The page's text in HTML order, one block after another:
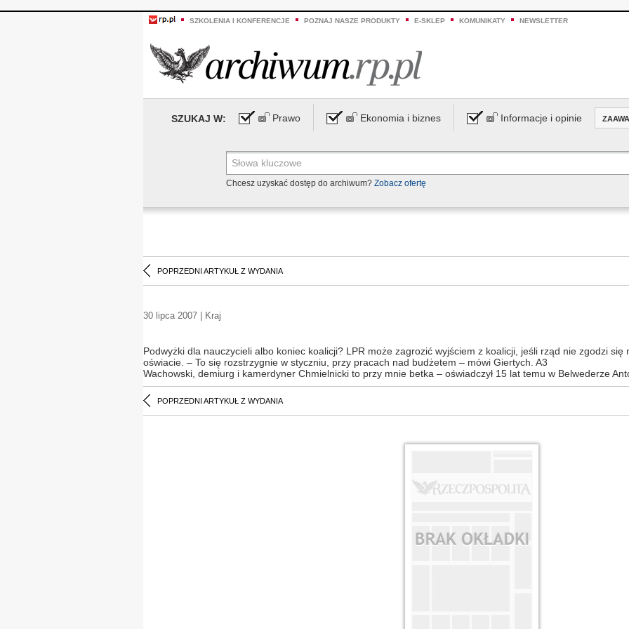
SZKOLENIA I KONFERENCJE POZNAJ NASZE PRODUKTY E-SKLEP KOMUNIKATY NEWSLETTER
SZUKAJ W: Prawo Ekonomia i biznes Informacje i opinie
Chcesz uzyskać dostęp do archiwum? Zobacz ofertę
POPRZEDNI ARTYKUŁ Z WYDANIA
30 lipca 2007 | Kraj
Podwyżki dla nauczycieli albo koniec koalicji? LPR może zagrozić wyjściem z koalicji, jeśli rząd nie zgodzi
oświacie. – To się rozstrzygnie w styczniu, przy pracach nad budżetem – mówi Giertych. A3
Wachowski, demiurg i kamerdyner Chmielnicki to przy mnie betka – oświadczył 15 lat temu w Belwederze
POPRZEDNI ARTYKUŁ Z WYDANIA